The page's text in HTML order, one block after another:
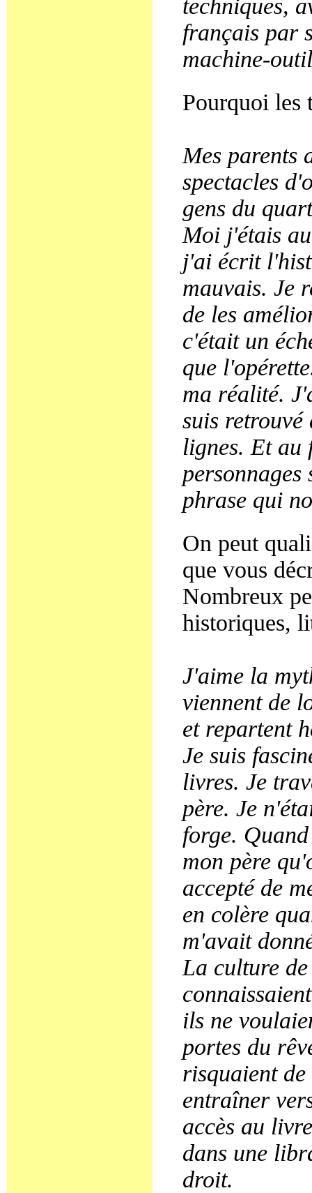
techniques,
français par
machine-
Pourquoi les
Mes parents
spectacles
gens du
Moi j'étais
j'ai écrit
mauvais. Je
de les
c'était un
que
ma réalité.
suis retrouvé
lignes. Et au
phrase qui
On peut
que vous
Nombreux
historiques,
J'aime la
viennent de
et repartent
Je suis
livres. Je
père. Je
forge.
mon père
accepté de
en colère
m'avait
La culture
ils ne
portes du
risquaient
entraîner
accès au
dans une
droit.